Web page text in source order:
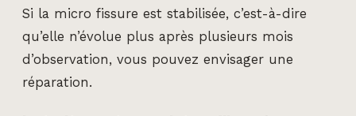
Si la micro fissure est stabilisée, c’est-à-dire
qu’elle n’évolue plus après plusieurs mois
d’observation, vous pouvez envisager une
réparation.